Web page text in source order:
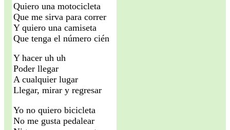
Quiero una motocicleta
Que me sirva para correr
Y quiero una camiseta
Que tenga el número cién
Y hacer uh uh
Poder llegar
A cualquier lugar
Llegar, mirar y regresar
Yo no quiero bicicleta
No me gusta pedalear